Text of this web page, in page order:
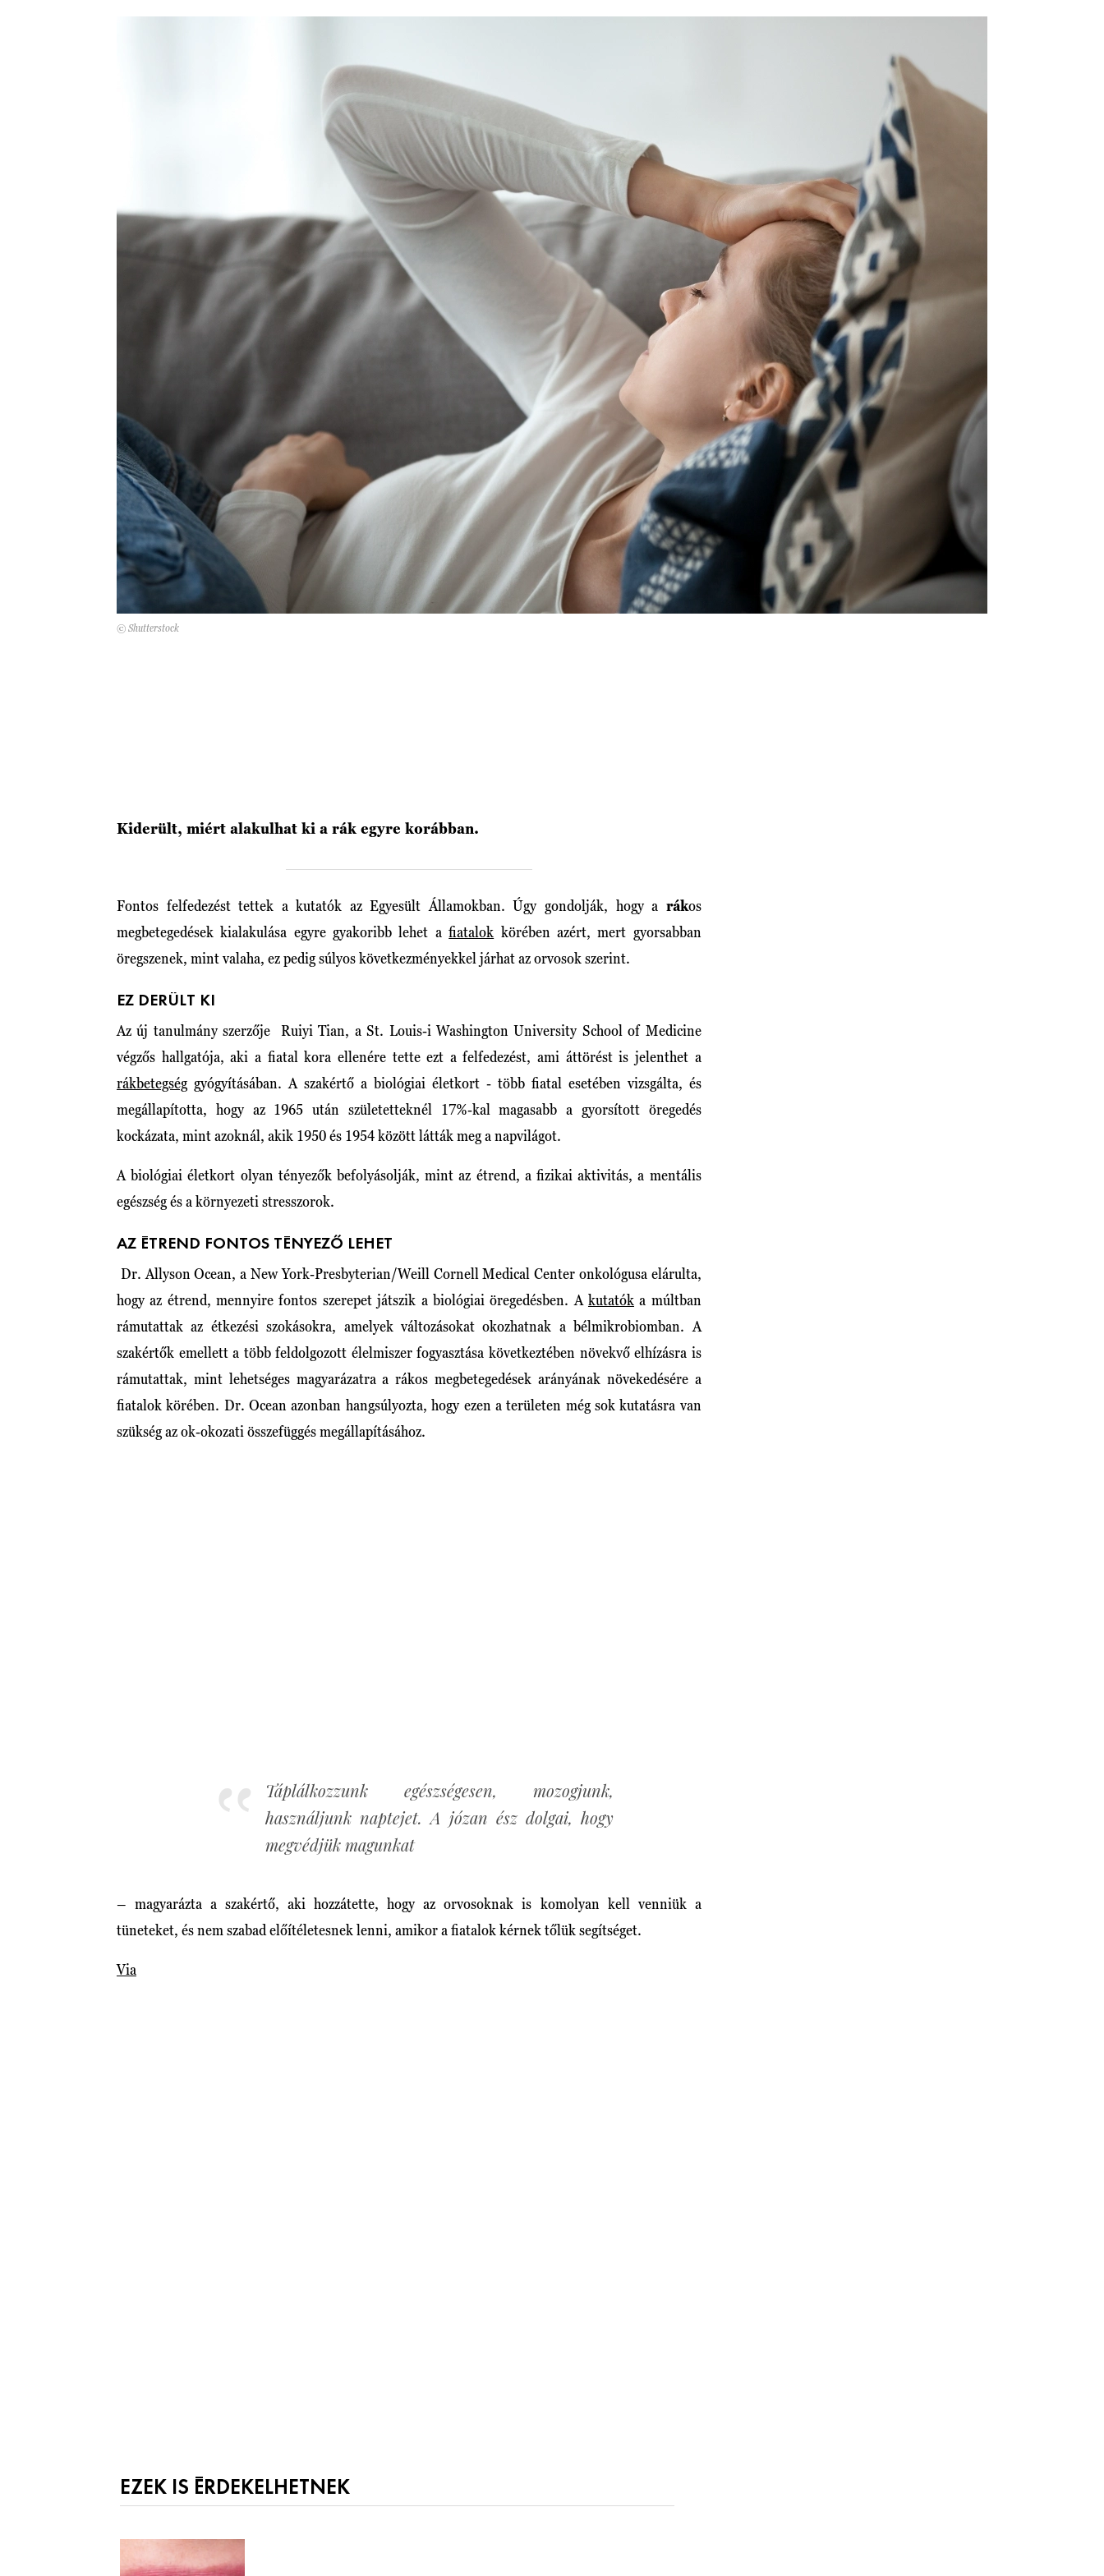
© Shutterstock
Kiderült, miért alakulhat ki a rák egyre korábban.
Fontos felfedezést tettek a kutatók az Egyesült Államokban. Úgy gondolják, hogy a rákos
megbetegedések kialakulása egyre gyakoribb lehet afiatalok körében azért, mert gyorsabban
öregszenek, mint valaha, ez pedig súlyos következményekkel járhat az orvosok szerint.
EZ DERÜLT KI
Az új tanulmány szerzője Ruiyi Tian, a St. Louis-i Washington University School of Medicine
végzős hallgatója, aki a fiatal kora ellenére tette ezt a felfedezést, ami áttörést is jelenthet a
rákbetegség gyógyításában. A szakértő a biológiai életkort - több fiatal esetében vizsgálta, és
megállapította, hogy az 1965 után születetteknél 17%-kal magasabb a gyorsított öregedés
kockázata, mint azoknál, akik 1950 és 1954 között látták meg a napvilágot.
A biológiai életkort olyan tényezők befolyásolják, mint az étrend, a fizikai aktivitás, a mentális
egészség és a környezeti stresszorok.
AZ ÉTREND FONTOS TÉNYEZŐ LEHET
Dr. Allyson Ocean, a New York-Presbyterian/Weill Cornell Medical Center onkológusa elárulta,
hogy az étrend, mennyire fontos szerepet játszik a biológiai öregedésben. A kutatóka múltban
rámutattak az étkezési szokásokra, amelyek változásokat okozhatnak a bélmikrobiomban. A
szakértők emellett a több feldolgozott élelmiszer fogyasztása következtében növekvő elhízásra is
rámutattak, mint lehetséges magyarázatra a rákos megbetegedések arányának növekedésére a
fiatalok körében. Dr. Ocean azonban hangsúlyozta, hogy ezen a területen még sok kutatásra van
szükség az ok-okozati összefüggés megállapításához.
Táplálkozzunk egészségesen, mozogjunk,
használjunk naptejet. A józan ész dolgai, hogy
megvédjük magunkat
– magyarázta a szakértő, aki hozzátette, hogy az orvosoknak is komolyan kell venniük a
tüneteket, és nem szabad előítéletesnek lenni, amikor a fiatalok kérnek tőlük segítséget.
Via
EZEK IS ÉRDEKELHETNEK